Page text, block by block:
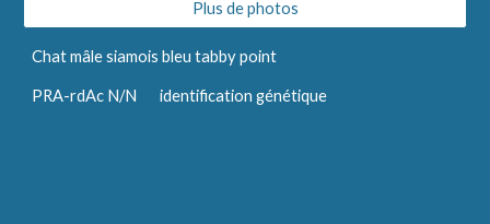
Plus de photos
Chat mâle siamois bleu tabby point
PRA-rdAc N/N       identification génétique